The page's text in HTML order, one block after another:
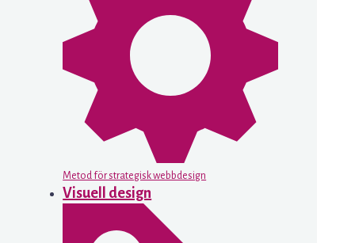
Metod för strategisk webbdesign
Visuell design